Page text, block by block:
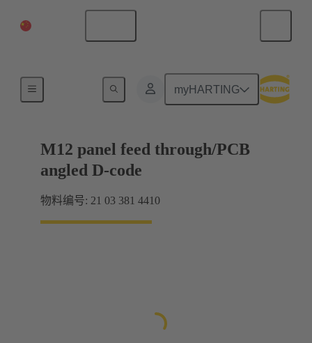
myHARTING
M12 panel feed through/PCB
angled D-code
物料编号: 21 03 381 4410